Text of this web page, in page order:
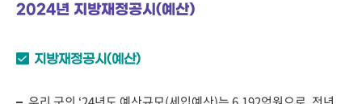
2024년 지방재정공시(예산)
지방재정공시(예산)